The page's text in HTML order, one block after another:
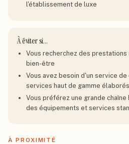
l'établissement de luxe
À éviter si…
Vous recherchez des prestations
bien-être
Vous avez besoin d'un service
services haut de gamme élaborés
Vous préférez une grande
des équipements et services
À PROXIMITÉ